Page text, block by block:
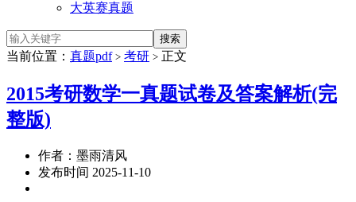
大英赛真题
当前位置： 真题pdf > 考研 > 正文
2015考研数学一真题试卷及答案解析(完
整版)
作者：墨雨清风
发布时间 2025-11-10